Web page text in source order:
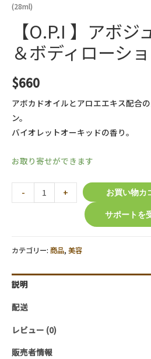
(28ml)
【O.P.I 】アボ
＆ボディローシ
$660
アボカドオイルとアロエエキス配合
ン。
バイオレットオーキッドの香り。
お取り寄せができます
-
】
ジ
ー
ス
ハ
ド
＆
+
お買い物カ
サポートを
カテゴリー: 商品, 美容
説明
配送
レビュー (0)
販売者情報